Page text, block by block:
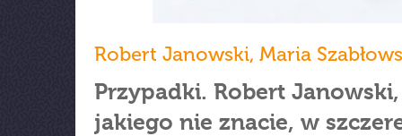
Robert Janowski, Maria
Przypadki. Robert Janowski,
jakiego nie znacie, w